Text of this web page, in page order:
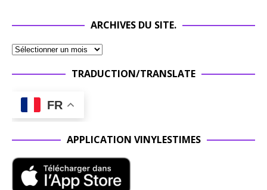
ARCHIVES DU SITE.
TRADUCTION/TRANSLATE
FR
APPLICATION VINYLESTIMES